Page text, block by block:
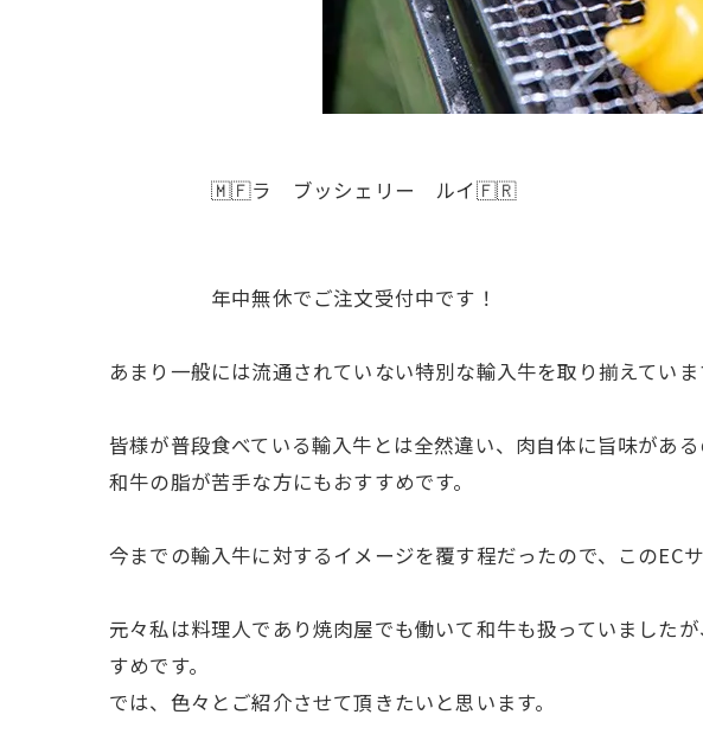
🇲🇫ラ ブッシェリー ルイ🇫🇷
年中無休でご注文受付中です！
あまり一般には流通されていない特別な輸入牛を取り揃えていま
皆様が普段食べている輸入牛とは全然違い、肉自体に旨味がある
和牛の脂が苦手な方にもおすすめです。
今までの輸入牛に対するイメージを覆す程だったので、このEC
元々私は料理人であり焼肉屋でも働いて和牛も扱っていました
すめです。
では、色々とご紹介させて頂きたいと思います。